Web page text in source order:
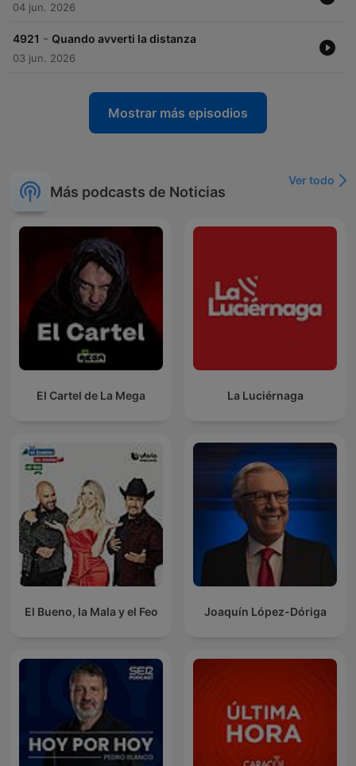
04 jun. 2026
4921 - Quando avverti la distanza
03 jun. 2026
Mostrar más episodios
Más podcasts de Noticias
Ver todo
El Cartel de La Mega La Luciérnaga
El Bueno, la Mala y el Feo Joaquín López-Dóriga